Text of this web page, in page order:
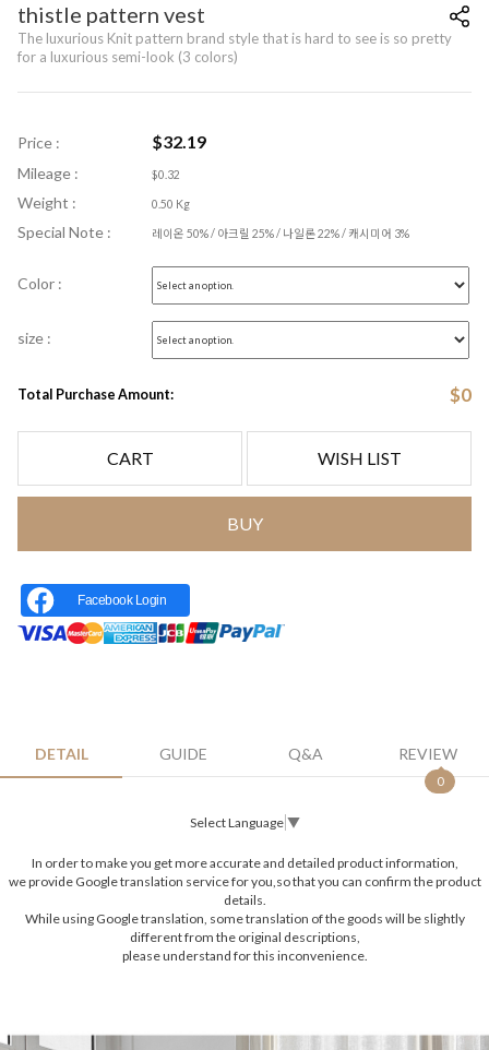
thistle pattern vest
The luxurious Knit pattern brand style that is hard to see is so pretty
for a luxurious semi-look (3 colors)
Price : $32.19
Mileage : $0.32
Weight : 0.50 Kg
Special Note : 레이온 50% / 아크릴 25% / 나일론 22% / 캐시미어 3%
Color :
size :
Total Purchase Amount: $0
CART WISH LIST
BUY
Facebook Login
DETAIL GUIDE Q&A REVIEW
0
Select Language ▼
In order to make you get more accurate and detailed product information,
we provide Google translation service for you,so that you can confirm the product
details.
While using Google translation, some translation of the goods will be slightly
different from the original descriptions,
please understand for this inconvenience.